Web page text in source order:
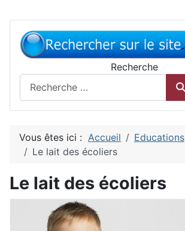
Recherche
Vous êtes ici : Accueil
Educations
Le lait des écoliers
Le lait des écoliers